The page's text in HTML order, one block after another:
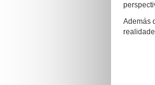
Además